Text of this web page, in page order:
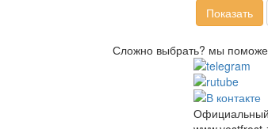
Показать
Сложно выбрать? мы
Официальный